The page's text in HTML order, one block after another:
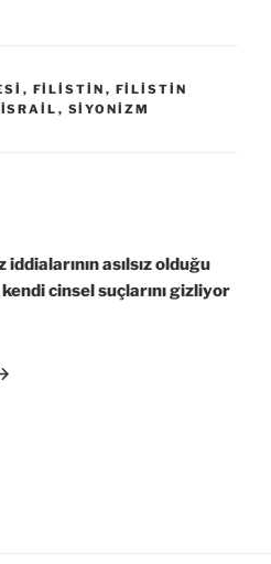
, FILISTIN , FILISTIN
İSRAIL , SIYONIZM
asılsız olduğu
cinsel suçlarını gizliyor